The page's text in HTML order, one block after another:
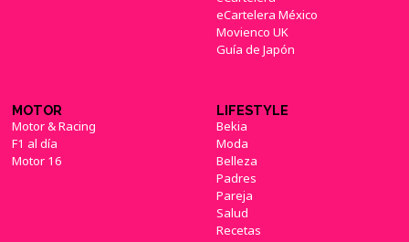
eCartelera México
Movienco UK
Guía de Japón
MOTOR
Motor & Racing
F1 al día
Motor 16
LIFESTYLE
Bekia
Moda
Belleza
Padres
Pareja
Salud
Recetas